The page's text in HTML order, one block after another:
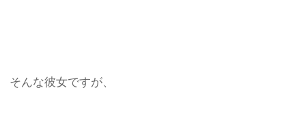
そんな彼女ですが、